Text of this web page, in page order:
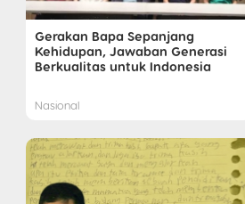
Gerakan Bapa Sepanjang
Kehidupan, Jawaban Generasi
Berkualitas untuk Indonesia
Nasional